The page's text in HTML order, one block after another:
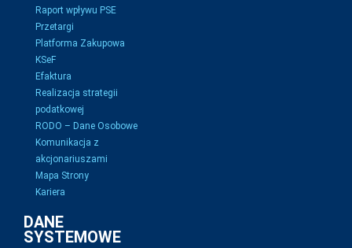
Raport wpływu PSE
Przetargi
Platforma Zakupowa
KSeF
Efaktura
Realizacja strategii
podatkowej
RODO – Dane Osobowe
Komunikacja z
akcjonariuszami
Mapa Strony
Kariera
DANE
SYSTEMOWE